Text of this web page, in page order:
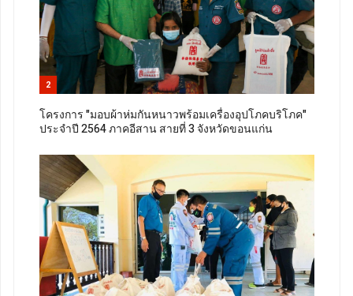
2
โครงการ "มอบผ้าห่มกันหนาวพร้อมเครื่องอุปโภคบริโภค"
ประจำปี 2564 ภาคอีสาน สายที่ 3 จังหวัดขอนแก่น